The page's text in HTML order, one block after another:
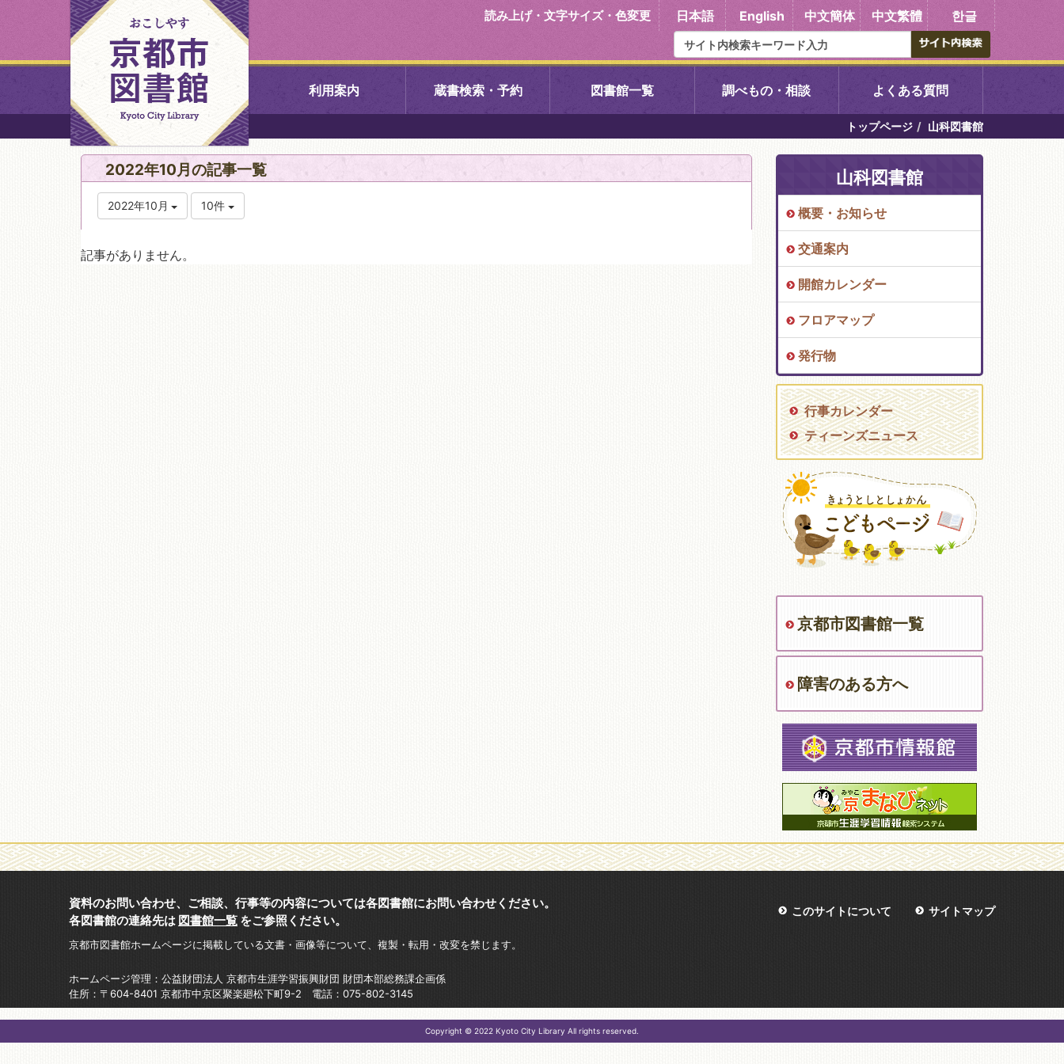
読み上げ・文字サイズ・色変更 日本語 English 中文簡体 中文繁體 한글
利用案内 蔵書検索・予約 図書館一覧
中央図書館 右京中央図書館 伏見中央図書館 醍醐中央図書館
北図書館 左京図書館 岩倉図書館 東山図書館
吉祥院図書館
向島図書館
こどもみらい館子育て図
コミュニティプラザ深草
図書館
調べもの・相談 よくある質問
トップページ 山科図書館
2022年10月の記事一覧
2022年10月 10件
記事がありません。
山科図書館
概要・お知らせ
交通案内
開館カレンダー
フロアマップ
発行物
行事カレンダー
ティーンズニュース
京都市図書館一覧
障害のある方へ
このサイトについて サイトマップ
資料のお問い合わせ、ご相談、行事等の内容については各図書館にお問い合わせください。
各図書館の連絡先は 図書館一覧 をご参照ください。
京都市図書館ホームページに掲載している文書・画像等について、複製・転用・改変を禁じます。
ホームページ管理：公益財団法人 京都市生涯学習振興財団 財団本部総務課企画係
住所：〒604-8401 京都市中京区聚楽廻松下町9-2 電話：075-802-3145
Copyright © 2022 Kyoto City Library All rights reserved.